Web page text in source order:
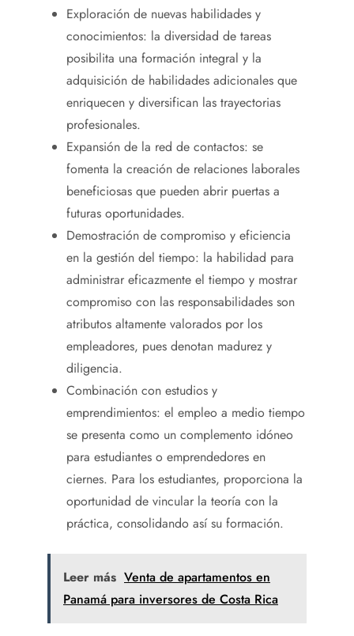
Exploración de nuevas habilidades y
conocimientos: la diversidad de tareas
posibilita una formación integral y la
adquisición de habilidades adicionales que
enriquecen y diversifican las trayectorias
profesionales.
Expansión de la red de contactos: se
fomenta la creación de relaciones laborales
beneficiosas que pueden abrir puertas a
futuras oportunidades.
Demostración de compromiso y eficiencia
en la gestión del tiempo: la habilidad para
administrar eficazmente el tiempo y mostrar
compromiso con las responsabilidades son
atributos altamente valorados por los
empleadores, pues denotan madurez y
diligencia.
Combinación con estudios y
emprendimientos: el empleo a medio tiempo
se presenta como un complemento idóneo
para estudiantes o emprendedores en
ciernes. Para los estudiantes, proporciona la
oportunidad de vincular la teoría con la
práctica, consolidando así su formación.
Leer más Venta de apartamentos en
Panamá para inversores de Costa Rica